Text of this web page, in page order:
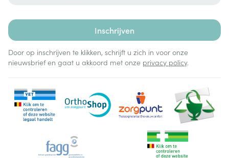
Inschrijven
Door op inschrijven te klikken, schrijft u zich in voor onze
nieuwsbrief en gaat u akkoord met onze privacy policy.